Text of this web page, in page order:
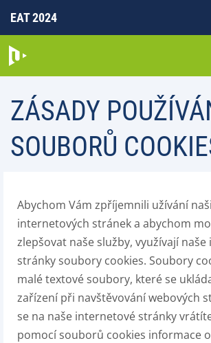
EAT 2024
ZÁSADY
SOUBORŮ
Abychom Vám zpříjemnili užívání
internetových stránek a abychom
zlepšovat naše služby, využívají
stránky soubory cookies. Soubory
malé textové soubory, které se
zařízení při navštěvování webových
se na naše internetové stránky
pomocí souborů cookies informace